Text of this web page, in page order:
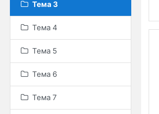
Тема 3
Тема 4
Тема 5
Тема 6
Тема 7